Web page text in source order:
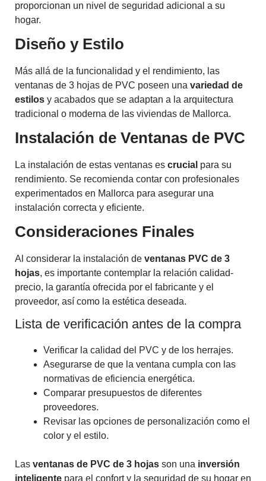
proporcionan un nivel de seguridad adicional a su
hogar.
Diseño y Estilo
Más allá de la funcionalidad y el rendimiento, las
ventanas de 3 hojas de PVC poseen una variedad de
estilos y acabados que se adaptan a la arquitectura
tradicional o moderna de las viviendas de Mallorca.
Instalación de Ventanas de PVC
La instalación de estas ventanas es crucial para su
rendimiento. Se recomienda contar con profesionales
experimentados en Mallorca para asegurar una
instalación correcta y eficiente.
Consideraciones Finales
Al considerar la instalación de ventanas PVC de 3
hojas, es importante contemplar la relación calidad-
precio, la garantía ofrecida por el fabricante y el
proveedor, así como la estética deseada.
Lista de verificación antes de la compra
Verificar la calidad del PVC y de los herrajes.
Asegurarse de que la ventana cumpla con las
normativas de eficiencia energética.
Comparar presupuestos de diferentes
proveedores.
Revisar las opciones de personalización como el
color y el estilo.
Las ventanas de PVC de 3 hojas son una inversión
inteligente para el confort y la seguridad de su hogar en